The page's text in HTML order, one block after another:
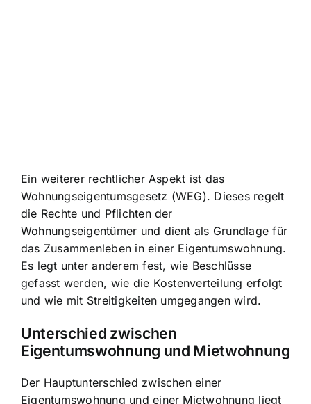
Ein weiterer rechtlicher Aspekt ist das
Wohnungseigentumsgesetz (WEG). Dieses regelt
die Rechte und Pflichten der
Wohnungseigentümer und dient als Grundlage für
das Zusammenleben in einer Eigentumswohnung.
Es legt unter anderem fest, wie Beschlüsse
gefasst werden, wie die Kostenverteilung erfolgt
und wie mit Streitigkeiten umgegangen wird.
Unterschied zwischen
Eigentumswohnung und Mietwohnung
Der Hauptunterschied zwischen einer
Eigentumswohnung und einer Mietwohnung liegt